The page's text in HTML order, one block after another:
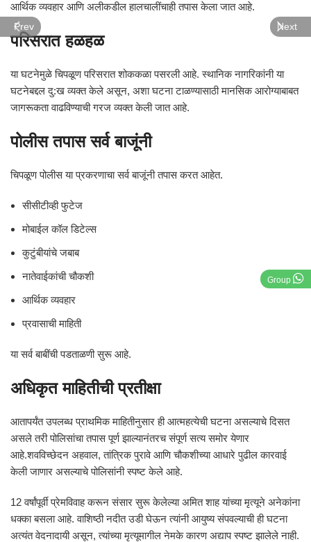
Group
आर्थिक व्यवहार आणि अलीकडील हालचालींचाही तपास केला जात आहे.
परिसरात हळहळ
या घटनेमुळे चिपळूण परिसरात शोककळा पसरली आहे. स्थानिक नागरिकांनी या
घटनेबद्दल दु:ख व्यक्त केले असून, अशा घटना टाळण्यासाठी मानसिक आरोग्याबाबत
जागरूकता वाढविण्याची गरज व्यक्त केली जात आहे.
पोलीस तपास सर्व बाजूंनी
चिपळूण पोलीस या प्रकरणाचा सर्व बाजूंनी तपास करत आहेत.
सीसीटीव्ही फुटेज
मोबाईल कॉल डिटेल्स
कुटुंबीयांचे जबाब
नातेवाईकांची चौकशी
आर्थिक व्यवहार
प्रवासाची माहिती
या सर्व बाबींची पडताळणी सुरू आहे.
अधिकृत माहितीची प्रतीक्षा
आतापर्यंत उपलब्ध प्राथमिक माहितीनुसार ही आत्महत्येची घटना असल्याचे दिसत
असले तरी पोलिसांचा तपास पूर्ण झाल्यानंतरच संपूर्ण सत्य समोर येणार
आहे.शवविच्छेदन अहवाल, तांत्रिक पुरावे आणि चौकशीच्या आधारे पुढील कारवाई
केली जाणार असल्याचे पोलिसांनी स्पष्ट केले आहे.
12 वर्षांपूर्वी प्रेमविवाह करून संसार सुरू केलेल्या अमित शाह यांच्या मृत्यूने अनेकांना
धक्का बसला आहे. वाशिष्ठी नदीत उडी घेऊन त्यांनी आयुष्य संपवल्याची ही घटना
अत्यंत वेदनादायी असून, त्यांच्या मृत्यूमागील नेमके कारण अद्याप स्पष्ट झालेले नाही.
Prev Next